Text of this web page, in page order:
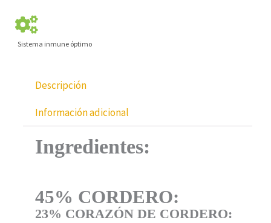
Sistema inmune óptimo
Descripción
Información adicional
Ingredientes:
45% CORDERO:
23% CORAZÓN DE CORDERO: